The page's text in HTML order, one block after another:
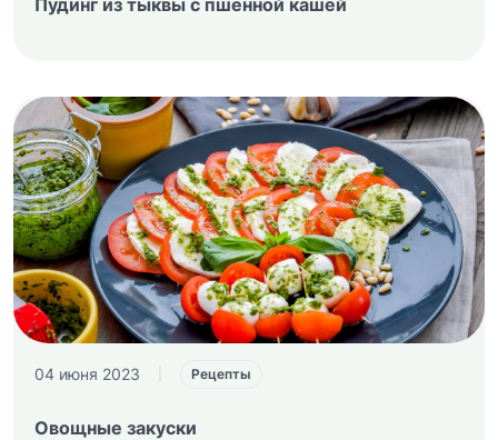
04 июня 2023 Рецепты
Овощные закуски